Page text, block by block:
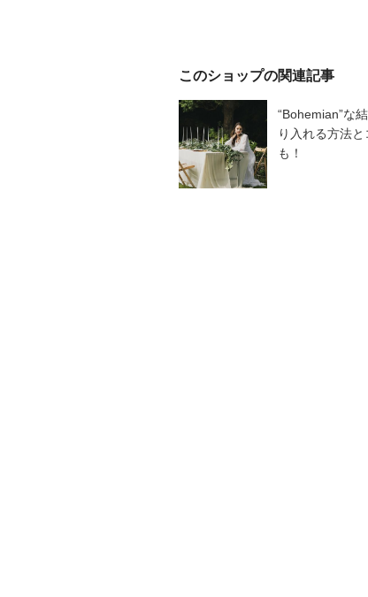
このショップの関連記事
“Bohemian”な
り入れる方法
も！